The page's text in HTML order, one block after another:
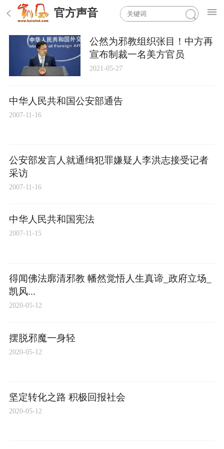
官方声音
公然为邪教组织张目！中方再
宣布制裁一名美方官员
2021-05-27
中华人民共和国公安部通告
2007-11-16
公安部发言人就通缉犯罪嫌疑人李洪志接受记者
采访
2007-11-16
中华人民共和国宪法
2007-11-15
得闻佛法廓清邪教 幡然觉悟人生真谛_政府立场_
凯风...
2020-05-12
摆脱邪魔一身轻
2020-05-12
坚定转化之路 积极回报社会
2020-05-12